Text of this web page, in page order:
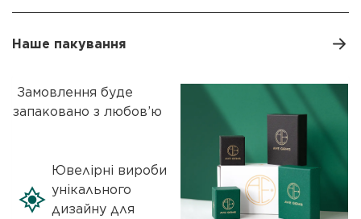
Наше пакування
Замовлення буде
запаковано з любов’ю
Ювелірні вироби
унікального
дизайну для